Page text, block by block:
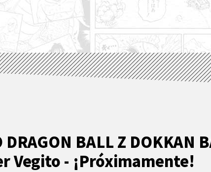
BALL Z DOKKAN
Vegito - ¡Próximamente!